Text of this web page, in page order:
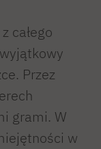
całego
Przez
grami. W
w